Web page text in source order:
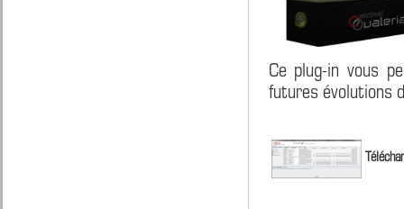
Ce plug-in vous
futures évolutions